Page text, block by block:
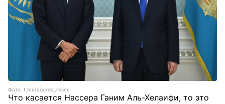
Фото: t.me/aqorda_resmi
Что касается Нассера Ганим Аль-Хелаифи, то это